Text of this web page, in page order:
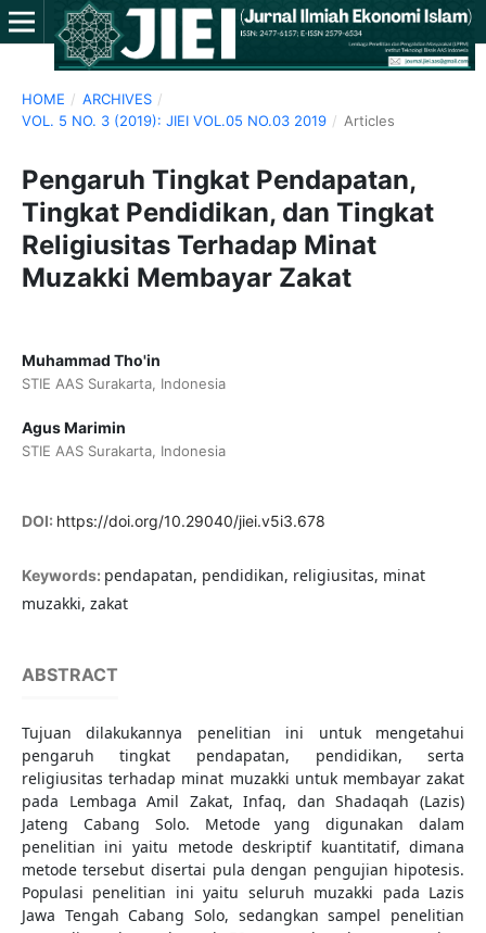
HOME / ARCHIVES /
VOL. 5 NO. 3 (2019): JIEI VOL.05 NO.03 2019 / Articles
Pengaruh Tingkat Pendapatan,
Tingkat Pendidikan, dan Tingkat
Religiusitas Terhadap Minat
Muzakki Membayar Zakat
Muhammad Tho'in
STIE AAS Surakarta, Indonesia
Agus Marimin
STIE AAS Surakarta, Indonesia
DOI: https://doi.org/10.29040/jiei.v5i3.678
Keywords: pendapatan, pendidikan, religiusitas, minat
muzakki, zakat
ABSTRACT
Tujuan dilakukannya penelitian ini untuk mengetahui
pengaruh tingkat pendapatan, pendidikan, serta
religiusitas terhadap minat muzakki untuk membayar zakat
pada Lembaga Amil Zakat, Infaq, dan Shadaqah (Lazis)
Jateng Cabang Solo. Metode yang digunakan dalam
penelitian ini yaitu metode deskriptif kuantitatif, dimana
metode tersebut disertai pula dengan pengujian hipotesis.
Populasi penelitian ini yaitu seluruh muzakki pada Lazis
Jawa Tengah Cabang Solo, sedangkan sampel penelitian